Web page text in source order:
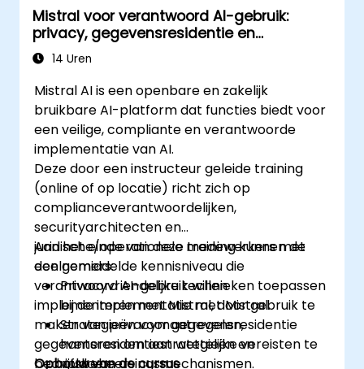
Mistral voor verantwoord AI-gebruik:
privacy, gegevensresidentie en
bedrijfsbeheersing
14 Uren
Mistral AI is een openbare en zakelijk
bruikbare AI-platform dat functies biedt voor
een veilige, compliante en verantwoorde
implementatie van AI.
Deze door een instructeur geleide training
(online of op locatie) richt zich op
complianceverantwoordelijken,
securityarchitecten en
juridische/operationele medewerkers met
een gemiddelde kennisniveau die
verantwoord AI-gebruik willen
implementeren met Mistral, door gebruik te
maken van privacymaatregelen,
gegevensresidentiestrategieën en
bedrijfsbeheersingsmechanismen.
Aan het einde van deze training kunnen de
deelnemers:
Privacyvriendelijke technieken toepassen
bij de implementatie met Mistral.
Strategieën voor gegevensresidentie
hanteren om aan wettelijke vereisten te
voldoen.
Opbouw van de cursus